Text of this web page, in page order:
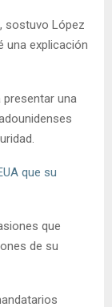
sostuvo López
una explicación
una
que su
que
de su